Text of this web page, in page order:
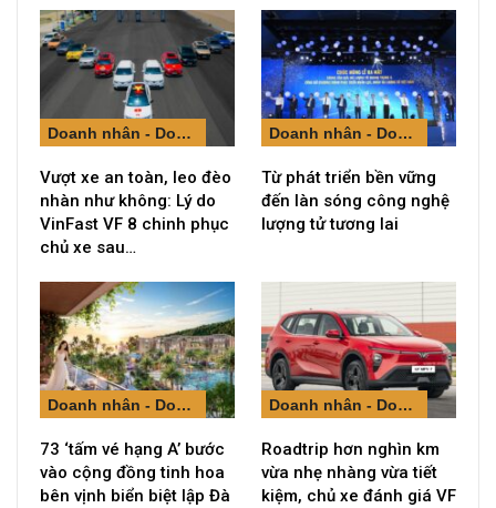
Doanh nhân - Doanh nghiệp
Vượt xe an toàn, leo đèo
nhàn như không: Lý do
VinFast VF 8 chinh phục
chủ xe sau…
Doanh nhân - Doanh nghiệp
Từ phát triển bền vững
đến làn sóng công nghệ
lượng tử tương lai
Doanh nhân - Doanh nghiệp
73 ‘tấm vé hạng A’ bước
vào cộng đồng tinh hoa
bên vịnh biển biệt lập Đà
Doanh nhân - Doanh nghiệp
Roadtrip hơn nghìn km
vừa nhẹ nhàng vừa tiết
kiệm, chủ xe đánh giá VF